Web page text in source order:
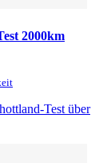
2000km
Test über